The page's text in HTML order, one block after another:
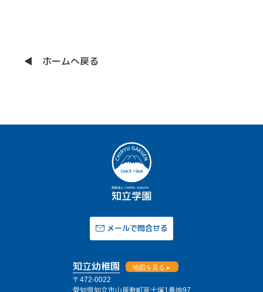
◀ ホームへ戻る
メールで問合せる
知立幼稚園 地図を見る
〒472-0022